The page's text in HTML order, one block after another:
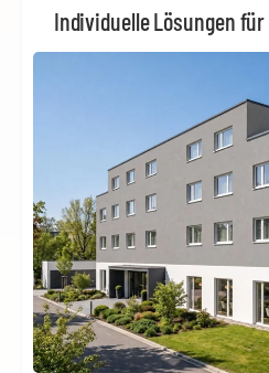
Individuelle Lösungen